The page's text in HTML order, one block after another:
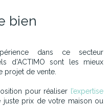
bien
dans ce secteur
d’ACTIMO sont les mieux
projet de vente.
pour réaliser l’expertise
juste prix de votre maison ou